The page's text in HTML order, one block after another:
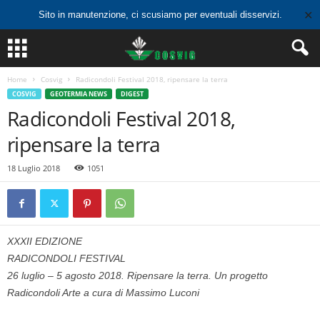
Sito in manutenzione, ci scusiamo per eventuali disservizi. ✕
Home Cosvig Radicondoli Festival 2018, ripensare la terra
COSVIG GEOTERMIA NEWS DIGEST
Radicondoli Festival 2018,
ripensare la terra
18 Luglio 2018 1051
XXXII EDIZIONE
RADICONDOLI FESTIVAL
26 luglio – 5 agosto 2018. Ripensare la terra. Un progetto
Radicondoli Arte a cura di Massimo Luconi